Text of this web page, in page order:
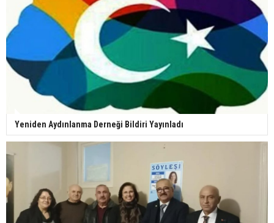
Yeniden Aydınlanma Derneği Bildiri Yayınladı